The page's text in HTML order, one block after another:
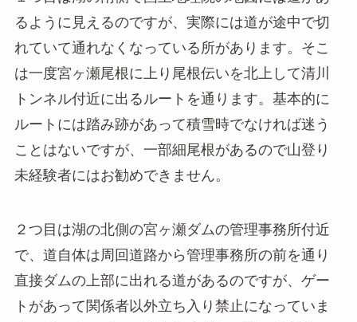
るように見えるのですが、実際には道が途中で切
れていて通れなくなっている所があります。そこ
は一度宮ヶ瀬尾根に上り尾根伝いを北上して清川
トンネル付近に出るルートを通ります。基本的に
ルートには踏み跡があって積雪時でなければ迷う
ことはないですが、一部細尾根があるので山登り
未経験者にはお勧めできません。
２つ目は湖の北側の宮ヶ瀬ダムの管理事務所付近
で、道自体は周回道路から管理事務所の前を通り
直接ダムの上部に出れる道があるのですが、ゲー
トがあって関係者以外立ち入り禁止になっていま